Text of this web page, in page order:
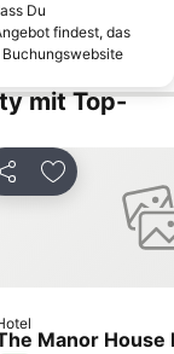
Du
findest, das
mit Top-
Teilen Zu Favoriten
Manor House